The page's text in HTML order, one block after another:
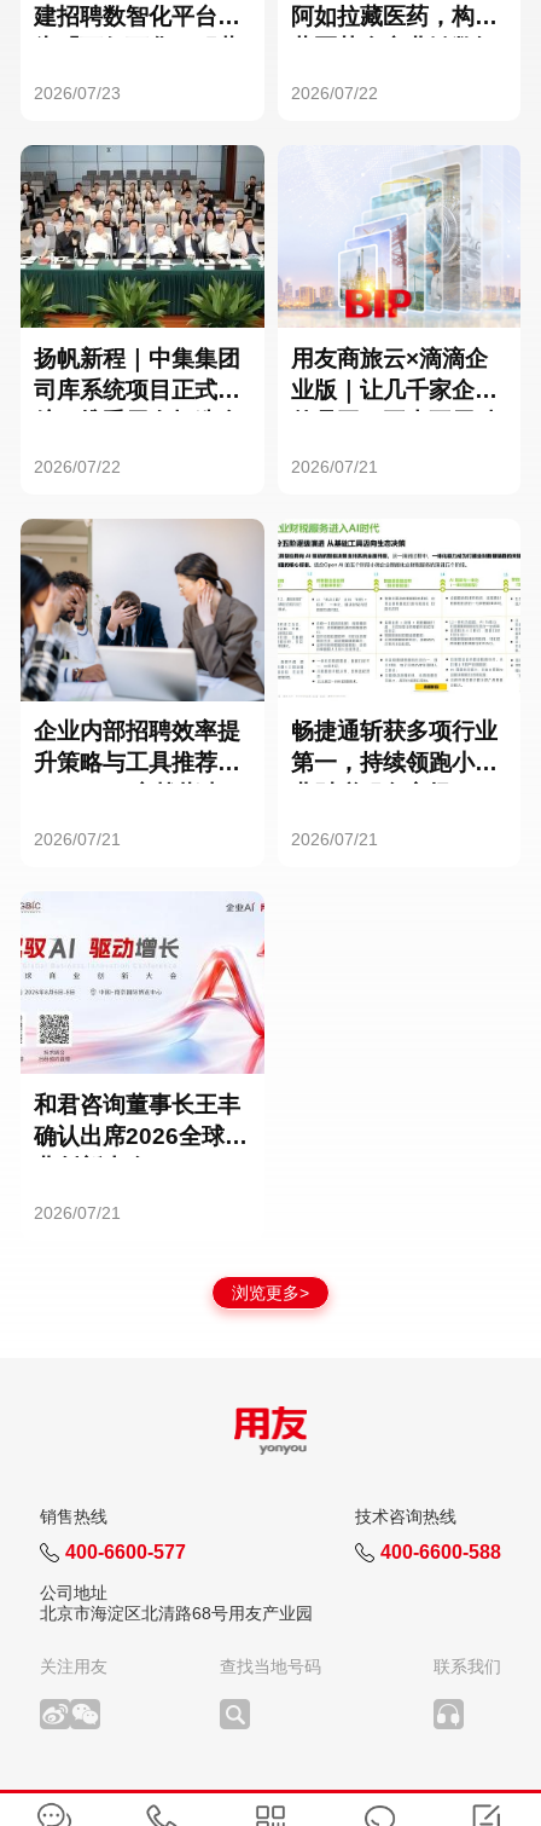
建招聘数智化平台，
2026/07/23
阿如拉藏医药，构建
2026/07/22
扬帆新程｜中集集团
司库系统项目正式启
2026/07/22
用友商旅云×滴滴企
业版｜让几千家企业
2026/07/21
企业内部招聘效率提
升策略与工具推荐：
2026/07/21
畅捷通斩获多项行业
第一，持续领跑小微
2026/07/21
和君咨询董事长王丰
确认出席2026全球商
2026/07/21
浏览更多>
销售热线
400-6600-577
技术咨询热线
400-6600-588
公司地址
北京市海淀区北清路68号用友产业园
关注用友 查找当地号码 联系我们
版权所有：用友网络科技股份有限公司